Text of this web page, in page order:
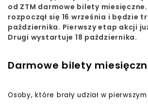
od ZTM darmowe bilety miesięczne.
rozpoczął się 16 września i będzie
października. Pierwszy etap akcji
Drugi wystartuje 18 października.
Darmowe bilety
Osoby, które brały udział w